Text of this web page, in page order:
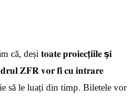
că, deși 𝐭𝐨𝐚𝐭𝐞𝐩𝐫𝐨𝐢𝐞𝐜𝘁̧𝐢𝐢𝐥𝐞 𝘀̧𝐢
𝐙𝐅𝐑 𝐯𝐨𝐫𝐟𝐢 𝐜𝐮 𝐢𝐧𝐭𝐫𝐚𝐫𝐞
să le luați din timp. Biletele vor